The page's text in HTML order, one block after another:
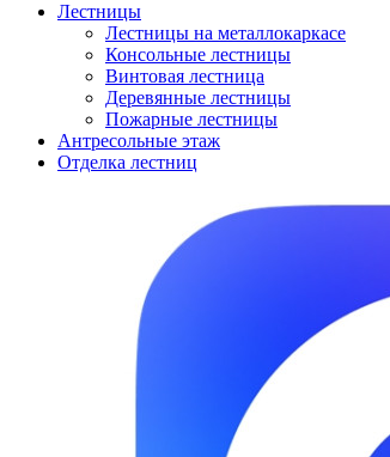
Лестницы
Лестницы на металлокаркасе
Консольные лестницы
Винтовая лестница
Деревянные лестницы
Пожарные лестницы
Антресольные этаж
Отделка лестниц